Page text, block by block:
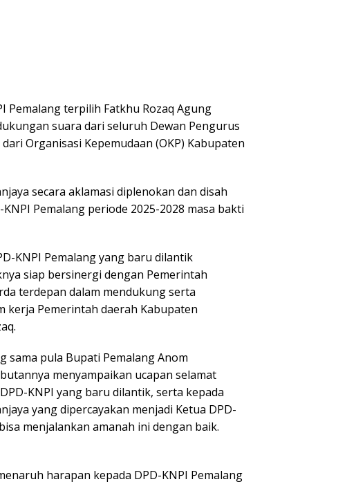
Pemalang terpilih Fatkhu Rozaq Agung
suara dari seluruh Dewan Pengurus
Organisasi Kepemudaan (OKP) Kabupaten
secara aklamasi diplenokan dan disah
Pemalang periode 2025-2028 masa bakti
KNPI Pemalang yang baru dilantik
siap bersinergi dengan Pemerintah
terdepan dalam mendukung serta
kerja Pemerintah daerah Kabupaten
sama pula Bupati Pemalang Anom
menyampaikan ucapan selamat
KNPI yang baru dilantik, serta kepada
yang dipercayakan menjadi Ketua DPD-
menjalankan amanah ini dengan baik.
harapan kepada DPD-KNPI Pemalang